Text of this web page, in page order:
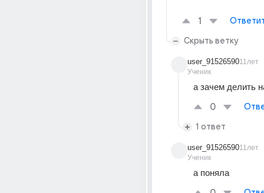
1
Скрыть ветку
user_91526590
Ученик
11лет
а зачем делить
0
1 ответ
user_91526590
Ученик
11лет
а поняла